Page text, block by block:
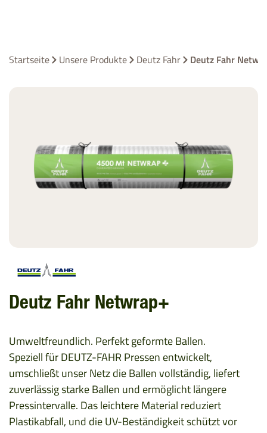
Startseite Unsere Produkte Deutz Fahr Deutz Fahr
Deutz Fahr Netwrap+
Umweltfreundlich. Perfekt geformte Ballen.
Speziell für DEUTZ-FAHR Pressen entwickelt,
umschließt unser Netz die Ballen vollständig, liefert
zuverlässig starke Ballen und ermöglicht längere
Pressintervalle. Das leichtere Material reduziert
Plastikabfall, und die UV-Beständigkeit schützt vor